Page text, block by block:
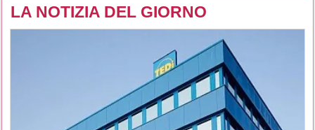
LA NOTIZIA DEL GIORNO